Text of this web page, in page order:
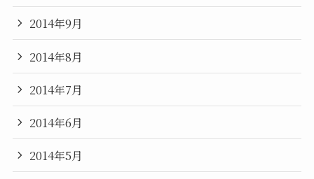
2014年9月
2014年8月
2014年7月
2014年6月
2014年5月